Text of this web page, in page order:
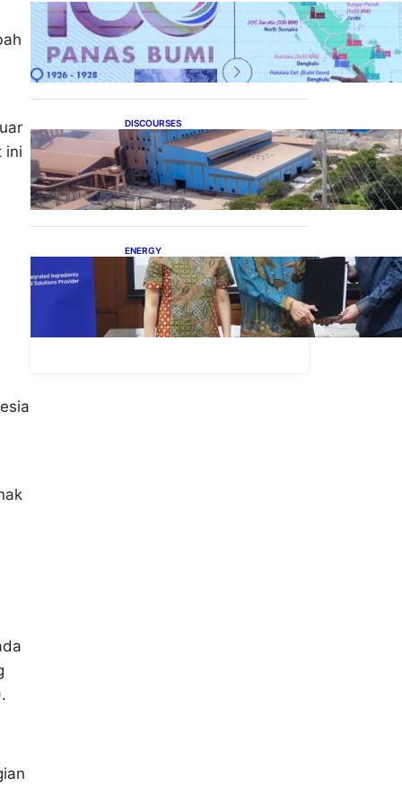
ini
Momentum 100 Tahun
Panas Bumi untuk
Akselerasi Pertumbuhan
DISCOURSES
Manfaat Hilirisasi Belum
Merata, Pemerintah Perlu
Kaji Ulang Skema DBH
ENERGY
Dukung Operasional,
Lautan Luas Perkuat
Implementasi Solusi Energi
Terbarukan